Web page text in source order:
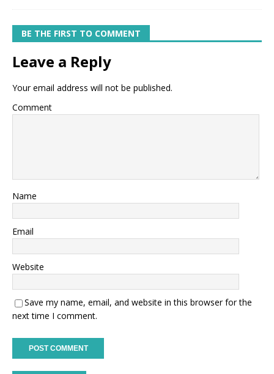
BE THE FIRST TO COMMENT
Leave a Reply
Your email address will not be published.
Comment
Name
Email
Website
Save my name, email, and website in this browser for the
next time I comment.